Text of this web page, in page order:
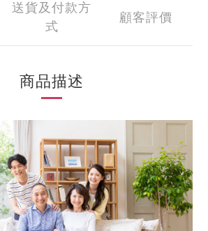
送貨及付款方
式
顧客評價
商品描述